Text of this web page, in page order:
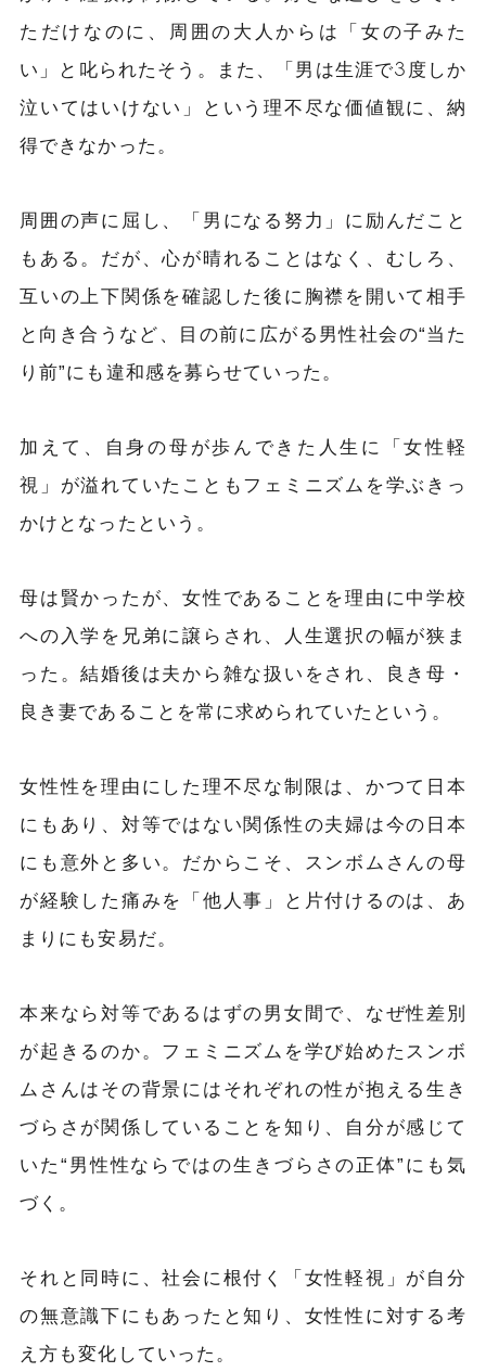
ただけなのに、周囲の大人からは「女の子みた
い」と叱られたそう。また、「男は生涯で3度しか
泣いてはいけない」という理不尽な価値観に、納
得できなかった。
周囲の声に屈し、「男になる努力」に励んだこと
もある。だが、心が晴れることはなく、むしろ、
互いの上下関係を確認した後に胸襟を開いて相手
と向き合うなど、目の前に広がる男性社会の“当た
り前”にも違和感を募らせていった。
加えて、自身の母が歩んできた人生に「女性軽
視」が溢れていたこともフェミニズムを学ぶきっ
かけとなったという。
母は賢かったが、女性であることを理由に中学校
への入学を兄弟に譲らされ、人生選択の幅が狭ま
った。結婚後は夫から雑な扱いをされ、良き母・
良き妻であることを常に求められていたという。
女性性を理由にした理不尽な制限は、かつて日本
にもあり、対等ではない関係性の夫婦は今の日本
にも意外と多い。だからこそ、スンボムさんの母
が経験した痛みを「他人事」と片付けるのは、あ
まりにも安易だ。
本来なら対等であるはずの男女間で、なぜ性差別
が起きるのか。フェミニズムを学び始めたスンボ
ムさんはその背景にはそれぞれの性が抱える生き
づらさが関係していることを知り、自分が感じて
いた“男性性ならではの生きづらさの正体”にも気
づく。
それと同時に、社会に根付く「女性軽視」が自分
の無意識下にもあったと知り、女性性に対する考
え方も変化していった。